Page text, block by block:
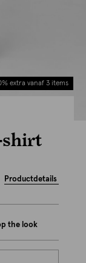
extra vanaf 3 items
Productdetails
the look